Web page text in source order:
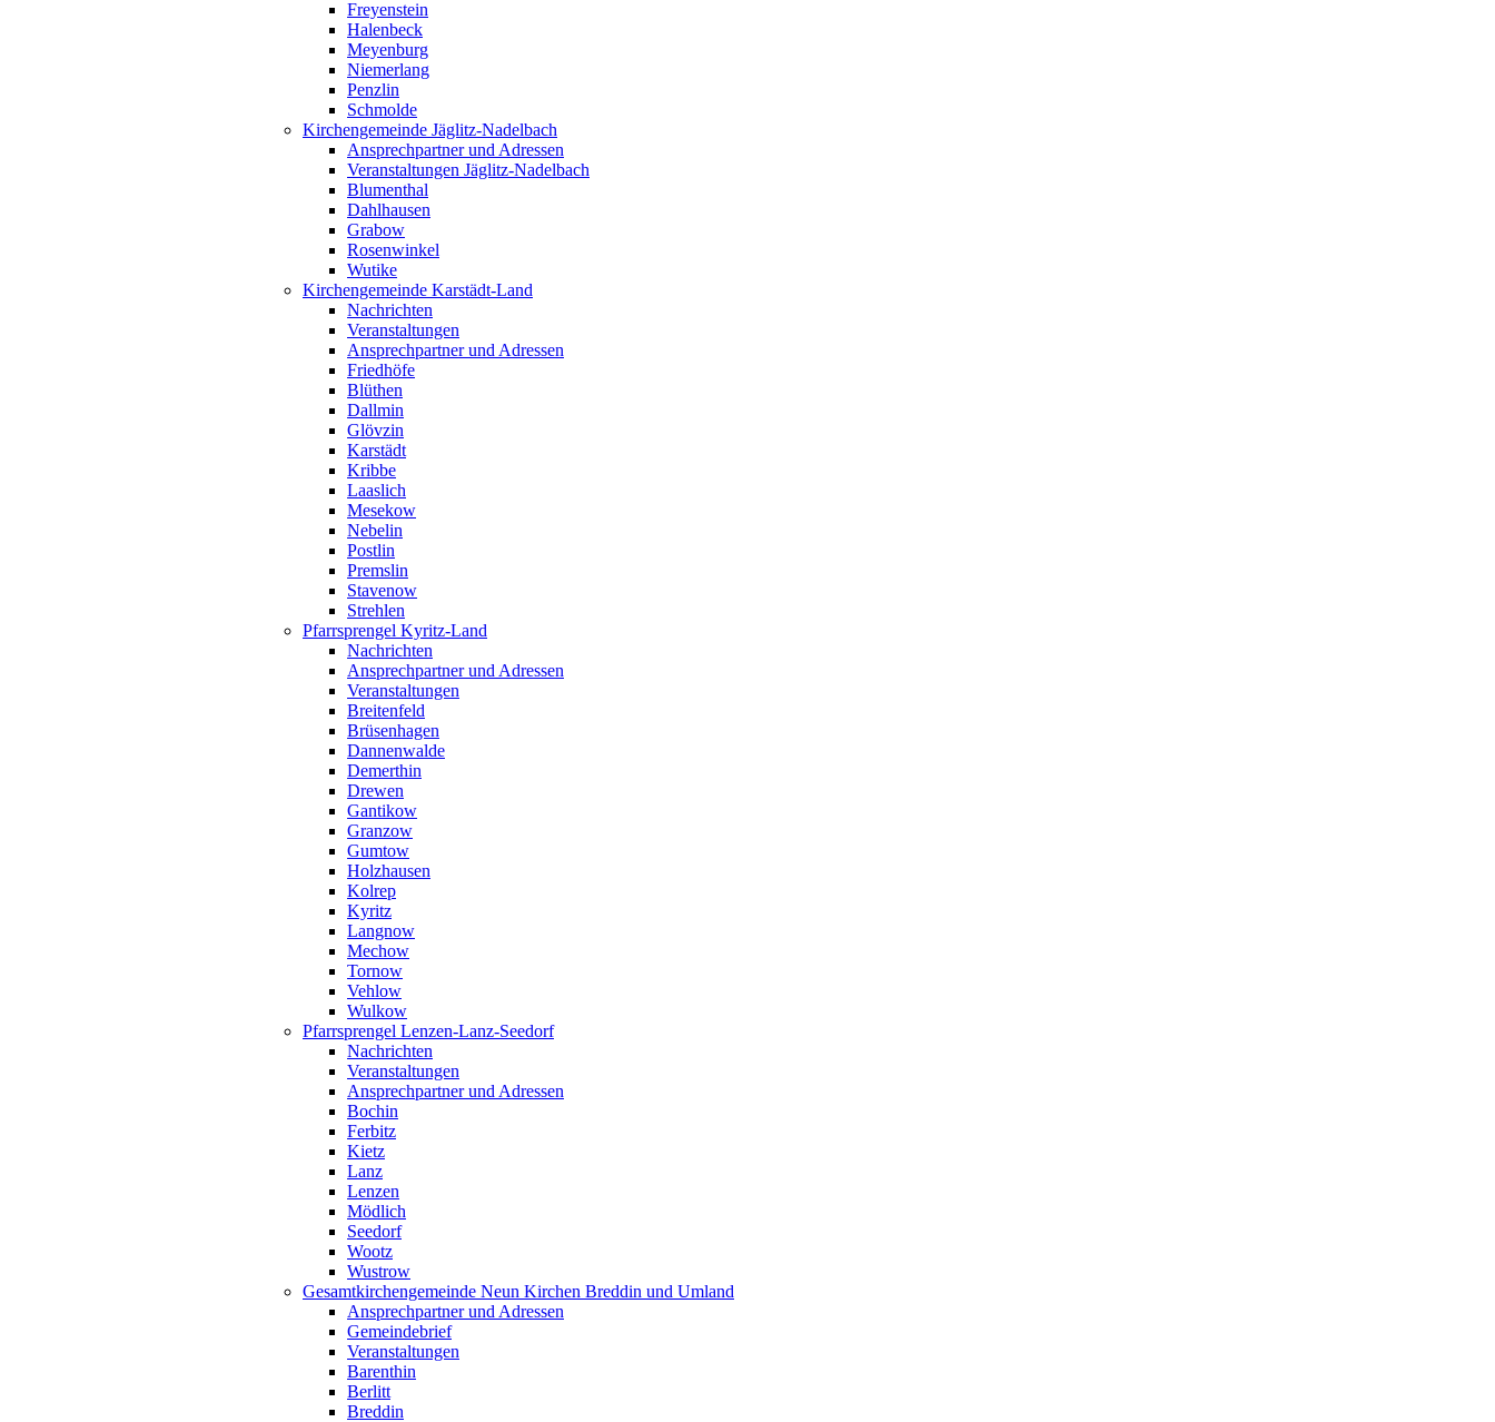
Freyenstein
Halenbeck
Meyenburg
Niemerlang
Penzlin
Schmolde
Kirchengemeinde Jäglitz-Nadelbach
Ansprechpartner und Adressen
Veranstaltungen Jäglitz-Nadelbach
Blumenthal
Dahlhausen
Grabow
Rosenwinkel
Wutike
Kirchengemeinde Karstädt-Land
Nachrichten
Veranstaltungen
Ansprechpartner und Adressen
Friedhöfe
Blüthen
Dallmin
Glövzin
Karstädt
Kribbe
Laaslich
Mesekow
Nebelin
Postlin
Premslin
Stavenow
Strehlen
Pfarrsprengel Kyritz-Land
Nachrichten
Ansprechpartner und Adressen
Veranstaltungen
Breitenfeld
Brüsenhagen
Dannenwalde
Demerthin
Drewen
Gantikow
Granzow
Gumtow
Holzhausen
Kolrep
Kyritz
Langnow
Mechow
Tornow
Vehlow
Wulkow
Pfarrsprengel Lenzen-Lanz-Seedorf
Nachrichten
Veranstaltungen
Ansprechpartner und Adressen
Bochin
Ferbitz
Kietz
Lanz
Lenzen
Mödlich
Seedorf
Wootz
Wustrow
Gesamtkirchengemeinde Neun Kirchen Breddin und Umland
Ansprechpartner und Adressen
Gemeindebrief
Veranstaltungen
Barenthin
Berlitt
Breddin